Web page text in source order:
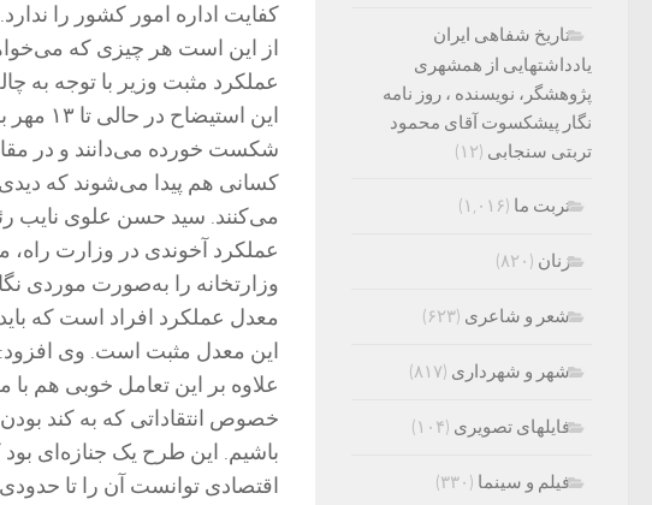
کفایت اداره امور کشور را
از این است هر چیزی که
عملکرد مثبت وزیر با توجه به
این
شکست خورده می‌دانند و در
کسانی هم پیدا می‌شوند که
می‌کنند. سید حسن علوی نایب
عملکرد آخوندی در وزارت
وزارتخانه را به‌صورت موردی
معدل عملکرد افراد است که
این معدل مثبت است. وی
علاوه بر این تعامل خوبی هم
خصوص انتقاداتی که به کند
باشیم. این طرح یک جنازه‌ای بود
اقتصادی توانست آن را تا
تاریخ شفاهی ایران
یادداشتهایی از همشهری
پژوهشگر، نویسنده ، روز نامه
نگار پیشکسوت آقای محمود
تربتی سنجابی (۱۲)
تربت ما (۱,۰۱۶)
زنان (۸۲۰)
شعر و شاعری (۶۲۳)
شهر و شهرداری (۸۱۷)
فایلهای تصویری (۱۰۴)
فیلم و سینما (۳۳۰)